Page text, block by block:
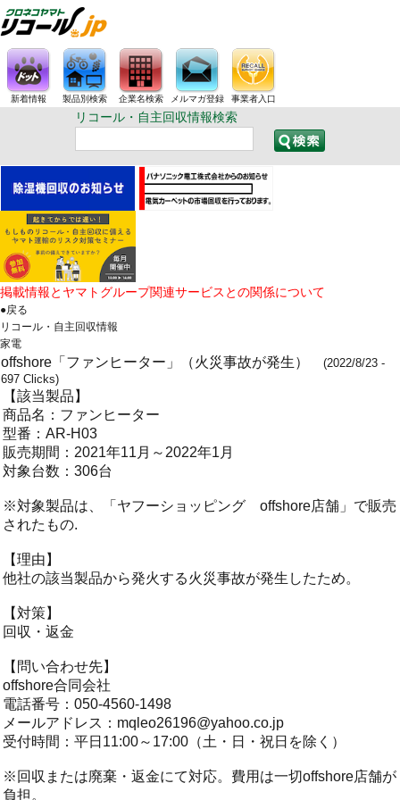
新着情報 製品別検索 企業名検索 メルマガ登録 事業者入口
リコール・自主回収情報検索
掲載情報とヤマトグループ関連サービスとの関係について
●戻る
リコール・自主回収情報
家電
offshore「ファンヒーター」（火災事故が発生）
(2022/8/23 -
697 Clicks)
【該当製品】
商品名：ファンヒーター
型番：AR-H03
販売期間：2021年11月～2022年1月
対象台数：306台
※対象製品は、「ヤフーショッピング offshore店舗」で販売
されたもの.
【理由】
他社の該当製品から発火する火災事故が発生したため。
【対策】
回収・返金
【問い合わせ先】
offshore合同会社
電話番号：050-4560-1498
メールアドレス： mqleo26196@yahoo.co.jp
受付時間：平日11:00～17:00（土・日・祝日を除く）
※回収または廃棄・返金にて対応。費用は一切offshore店舗が
負担。